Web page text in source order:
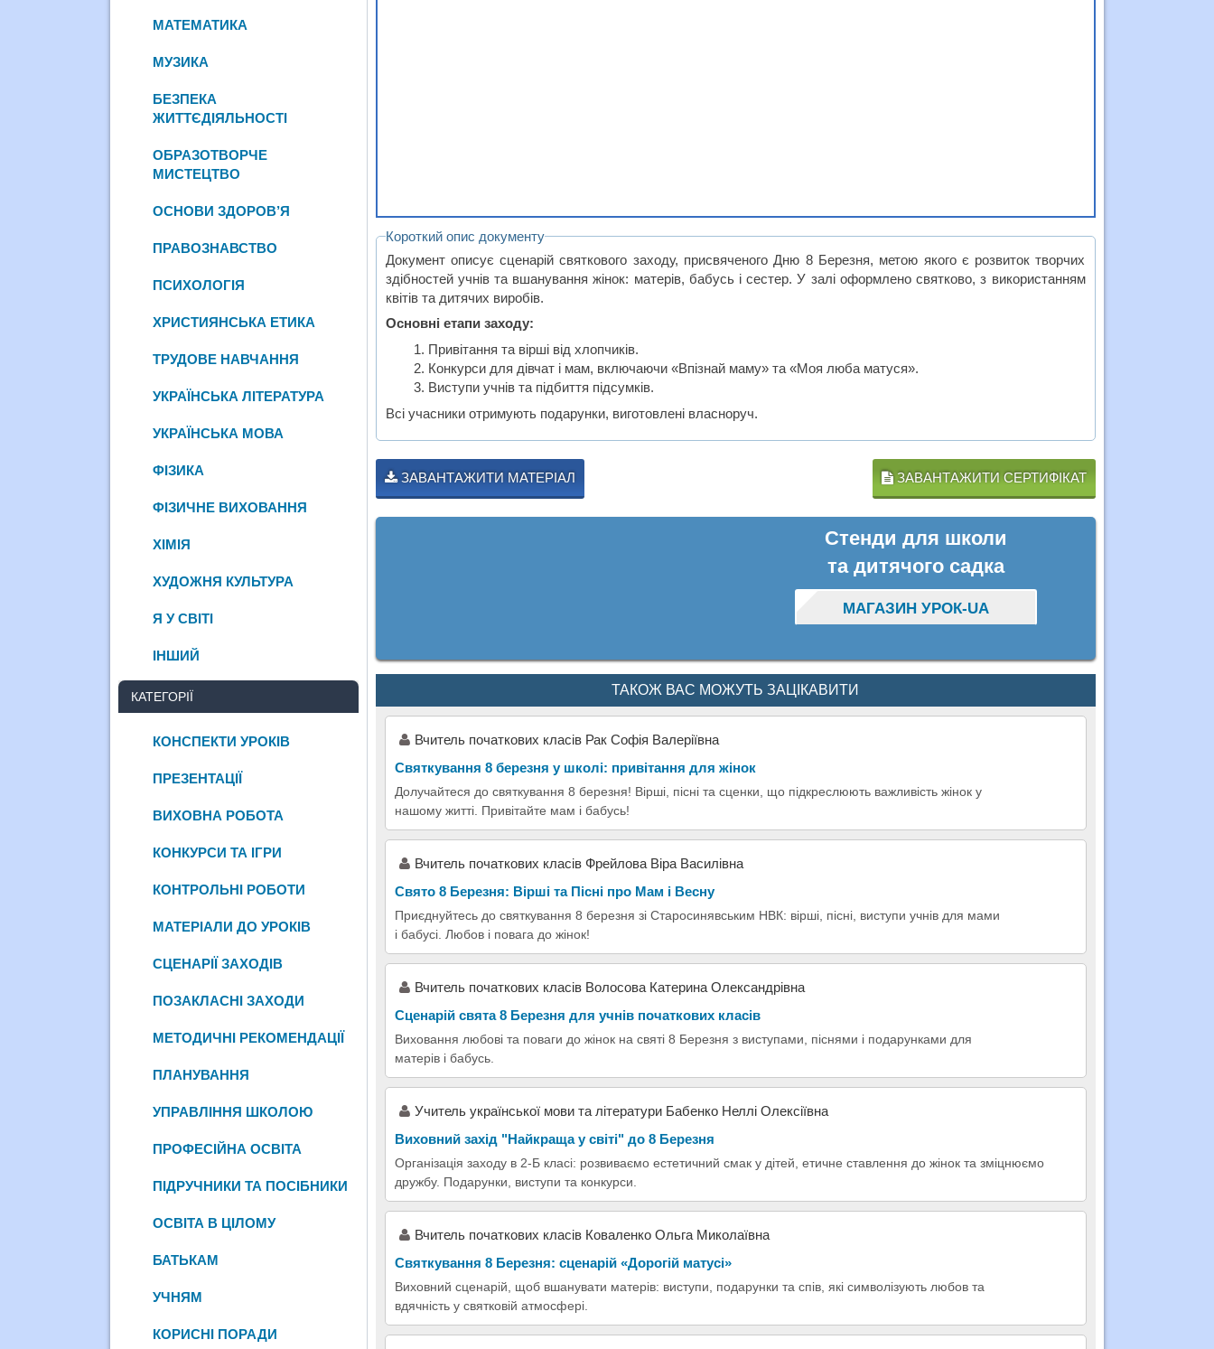
Короткий опис документу
Документ описує сценарій святкового заходу, присвяченого Дню 8 Березня, метою якого є розвиток творчих
здібностей учнів та вшанування жінок: матерів, бабусь і сестер. У залі оформлено святково, з використанням
квітів та дитячих виробів.
Основні етапи заходу:
Привітання та вірші від хлопчиків.
Конкурси для дівчат і мам, включаючи «Впізнай маму» та «Моя люба матуся».
Виступи учнів та підбиття підсумків.
Всі учасники отримують подарунки, виготовлені власноруч.
ЗАВАНТАЖИТИ МАТЕРІАЛ ЗАВАНТАЖИТИ СЕРТИФІКАТ
Стенди для школи
та дитячого садка
МАГАЗИН УРОК-UA
ТАКОЖ ВАС МОЖУТЬ ЗАЦІКАВИТИ
Вчитель початкових класів Рак Софія Валеріївна
Святкування 8 березня у школі: привітання для жінок
Долучайтеся до святкування 8 березня! Вірші, пісні та сценки, що підкреслюють важливість жінок у
нашому житті. Привітайте мам і бабусь!
Вчитель початкових класів Фрейлова Віра Василівна
Свято 8 Березня: Вірші та Пісні про Мам і Весну
Приєднуйтесь до святкування 8 березня зі Старосинявським НВК: вірші, пісні, виступи учнів для мами
і бабусі. Любов і повага до жінок!
Вчитель початкових класів Волосова Катерина Олександрівна
Сценарій свята 8 Березня для учнів початкових класів
Виховання любові та поваги до жінок на святі 8 Березня з виступами, піснями і подарунками для
матерів і бабусь.
Учитель української мови та літератури Бабенко Неллі Олексіївна
Виховний захід "Найкраща у світі" до 8 Березня
Організація заходу в 2-Б класі: розвиваємо естетичний смак у дітей, етичне ставлення до жінок та зміцнюємо
дружбу. Подарунки, виступи та конкурси.
Вчитель початкових класів Коваленко Ольга Миколаївна
Святкування 8 Березня: сценарій «Дорогій матусі»
Виховний сценарій, щоб вшанувати матерів: виступи, подарунки та спів, які символізують любов та
вдячність у святковій атмосфері.
МАТЕМАТИКА
МУЗИКА
БЕЗПЕКА
ЖИТТЄДІЯЛЬНОСТІ
ОБРАЗОТВОРЧЕ
МИСТЕЦТВО
ОСНОВИ ЗДОРОВ’Я
ПРАВОЗНАВСТВО
ПСИХОЛОГІЯ
ХРИСТИЯНСЬКА ЕТИКА
ТРУДОВЕ НАВЧАННЯ
УКРАЇНСЬКА ЛІТЕРАТУРА
УКРАЇНСЬКА МОВА
ФІЗИКА
ФІЗИЧНЕ ВИХОВАННЯ
ХІМІЯ
ХУДОЖНЯ КУЛЬТУРА
Я У СВІТІ
ІНШИЙ
КАТЕГОРІЇ
КОНСПЕКТИ УРОКІВ
ПРЕЗЕНТАЦІЇ
ВИХОВНА РОБОТА
КОНКУРСИ ТА ІГРИ
КОНТРОЛЬНІ РОБОТИ
МАТЕРІАЛИ ДО УРОКІВ
СЦЕНАРІЇ ЗАХОДІВ
ПОЗАКЛАСНІ ЗАХОДИ
МЕТОДИЧНІ РЕКОМЕНДАЦІЇ
ПЛАНУВАННЯ
УПРАВЛІННЯ ШКОЛОЮ
ПРОФЕСІЙНА ОСВІТА
ПІДРУЧНИКИ ТА ПОСІБНИКИ
ОСВІТА В ЦІЛОМУ
БАТЬКАМ
УЧНЯМ
КОРИСНІ ПОРАДИ